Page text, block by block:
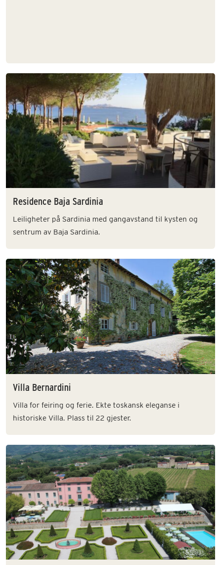
Residence Baja Sardinia
Leiligheter på Sardinia med gangavstand til kysten og
sentrum av Baja Sardinia.
Villa Bernardini
Villa for feiring og ferie. Ekte toskansk eleganse i
historiske Villa. Plass til 22 gjester.